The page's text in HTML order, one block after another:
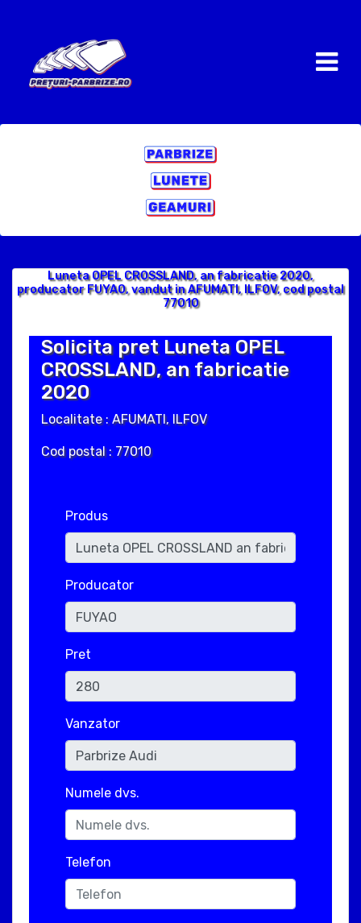
Luneta OPEL CROSSLAND, an fabricatie 2020,
producator FUYAO, vandut in AFUMATI, ILFOV, cod postal
77010
Solicita pret Luneta OPEL
CROSSLAND, an fabricatie
2020
Localitate : AFUMATI, ILFOV
Cod postal : 77010
Produs
Producator
Pret
Vanzator
Numele dvs.
Telefon